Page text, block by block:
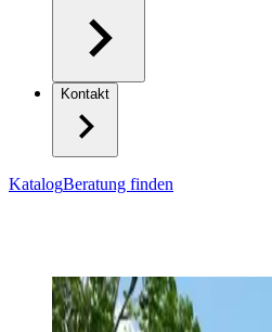
Kontakt
KatalogBeratung finden